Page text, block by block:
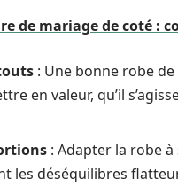
de mariage de coté :
: Une bonne robe
en valeur, qu’il
: Adapter la robe
les déséquilibres